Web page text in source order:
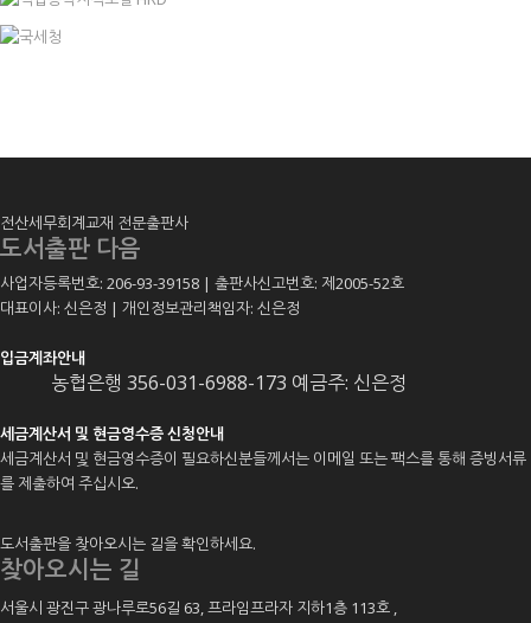
전산세무회계교재 전문출판사
도서출판 다음
사업자등록번호: 206-93-39158 | 출판사신고번호: 제2005-52호
대표이사: 신은정 | 개인정보관리책임자: 신은정
입금계좌안내
농협은행 356-031-6988-173 예금주: 신은정
세금계산서 및 현금영수증 신청안내
세금계산서 및 현금영수증이 필요하신분들께서는 이메일 또는 팩스를 통해 증빙서류
를 제출하여 주십시오.
도서출판을 찾아오시는 길을 확인하세요.
찾아오시는 길
서울시 광진구 광나루로56길 63, 프라임프라자 지하1층 113호 ,